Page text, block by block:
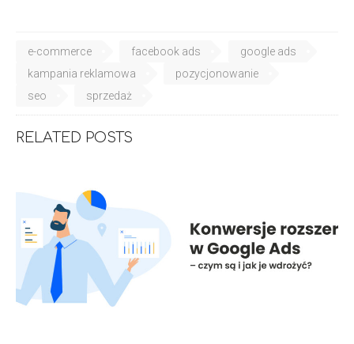
e-commerce facebook ads
google ads
kampania reklamowa
pozycjonowanie
seo
sprzedaż
RELATED POSTS